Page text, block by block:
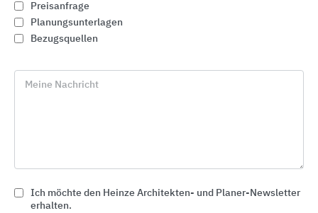
Preisanfrage
Planungsunterlagen
Bezugsquellen
Meine Nachricht
Ich möchte den Heinze Architekten- und Planer-Newsletter
erhalten.